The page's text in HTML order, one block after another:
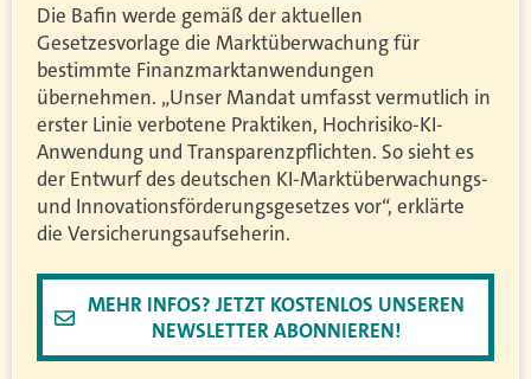
Die Bafin werde gemäß der aktuellen
Gesetzesvorlage die Marktüberwachung für
bestimmte Finanzmarktanwendungen
übernehmen. „Unser Mandat umfasst vermutlich in
erster Linie verbotene Praktiken, Hochrisiko-KI-
Anwendung und Transparenzpflichten. So sieht es
der Entwurf des deutschen KI-Marktüberwachungs-
und Innovationsförderungsgesetzes vor“, erklärte
die Versicherungsaufseherin.
MEHR INFOS? JETZT KOSTENLOS UNSEREN
NEWSLETTER ABONNIEREN!